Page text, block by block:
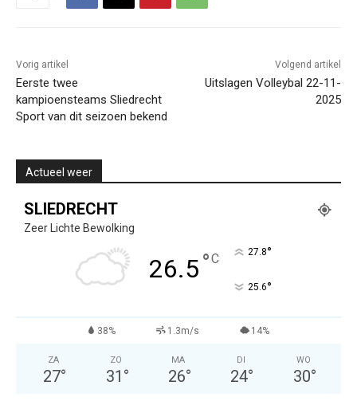
Vorig artikel
Eerste twee
kampioensteams Sliedrecht
Sport van dit seizoen bekend
Volgend artikel
Uitslagen Volleybal 22-11-
2025
Actueel weer
SLIEDRECHT
Zeer Lichte Bewolking
26.5°C 27.8°
25.6°
38% 1.3m/s 14%
ZA
27°
ZO
31 °
MA
26°
DI
24°
WO
30°